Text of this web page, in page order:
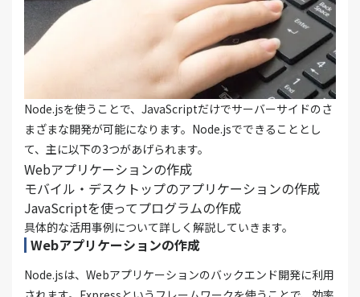
Node.jsを使うことで、JavaScriptだけでサーバーサイドのさ
まざまな開発が可能になります。Node.jsでできることとし
て、主に以下の3つがあげられます。
Webアプリケーションの作成
モバイル・デスクトップのアプリケーションの作成
JavaScriptを使ってプログラムの作成
具体的な活用事例について詳しく解説していきます。
Webアプリケーションの作成
Node.jsは、Webアプリケーションのバックエンド開発に利用